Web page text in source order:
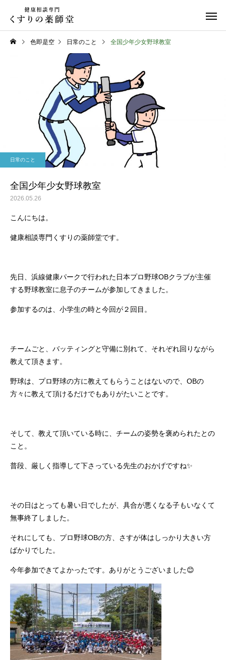
日常のこと
令和８年熊本地震
お盆期間中のご相談に
て
色即是空 日常のこと 全国少年少女野球教室
日常のこと
全国少年少女野球教室
2026.05.26
こんにちは。
健康相談専門くすりの薬師堂です。
先日、浜線健康パークで行われた日本プロ野球OBクラブが主催
する野球教室に息子のチームが参加してきました。
参加するのは、小学生の時と今回が２回目。
チームごと、バッティングと守備に別れて、それぞれ回りながら
教えて頂きます。
野球は、プロ野球の方に教えてもらうことはないので、OBの
方々に教えて頂けるだけでもありがたいことです。
そして、教えて頂いている時に、チームの姿勢を褒められたとの
こと。
普段、厳しく指導して下さっている先生のおかげですね✨
その日はとっても暑い日でしたが、具合が悪くなる子もいなくて
無事終了しました。
それにしても、プロ野球OBの方、さすが体はしっかり大きい方
ばかりでした。
今年参加できてよかったです。ありがとうございました😊